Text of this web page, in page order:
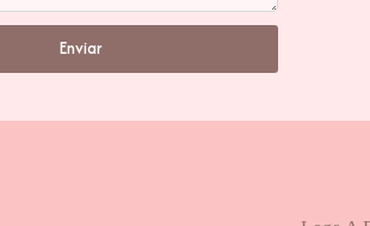
Enviar